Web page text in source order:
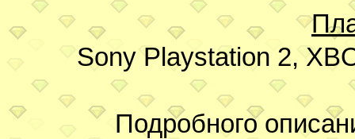
Sony Playstation 2,
Подробного